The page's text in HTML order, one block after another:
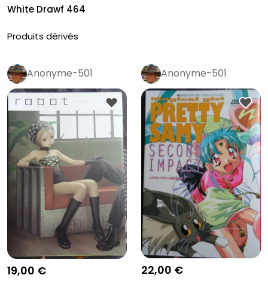
White Drawf 464
Produits dérivés
Anonyme-501
19,00 €
Anonyme-501
22,00 €